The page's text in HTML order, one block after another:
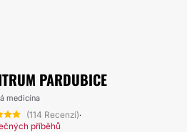
PARDUBICE
medicína
(114 Recenzí)·
příběhů